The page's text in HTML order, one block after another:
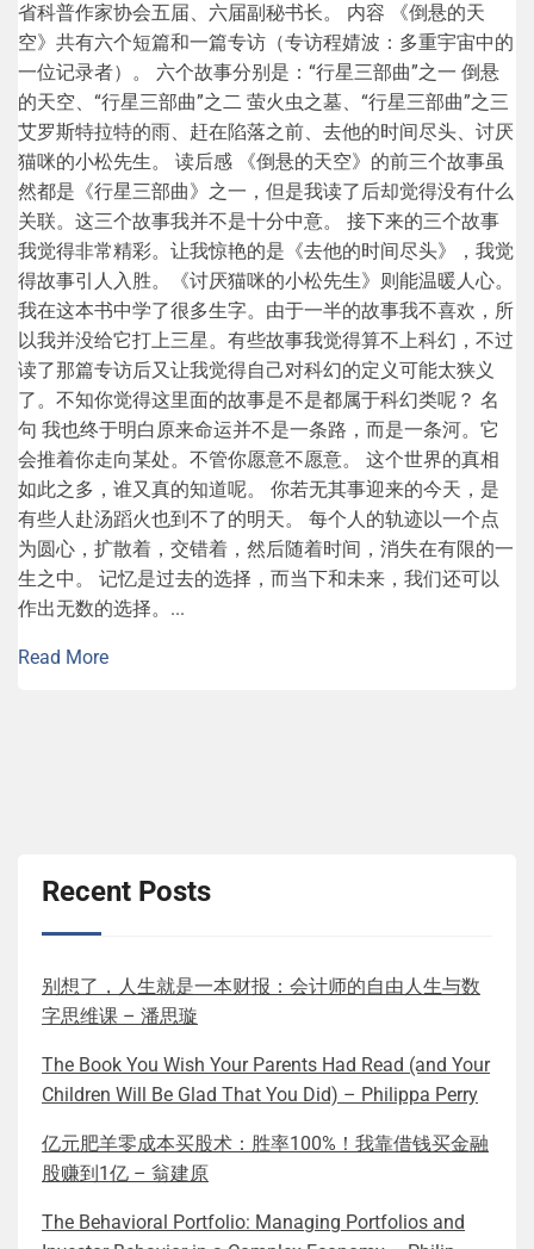
出版社编辑，中国科普作协科学文艺委员会副秘书长，四川
省科普作家协会五届、六届副秘书长。 内容 《倒悬的天
空》共有六个短篇和一篇专访（专访程婧波：多重宇宙中的
一位记录者）。 六个故事分别是：“行星三部曲”之一 倒悬
的天空、“行星三部曲”之二 萤火虫之墓、“行星三部曲”之三
艾罗斯特拉特的雨、赶在陷落之前、去他的时间尽头、讨厌
猫咪的小松先生。 读后感 《倒悬的天空》的前三个故事虽
然都是《行星三部曲》之一，但是我读了后却觉得没有什么
关联。这三个故事我并不是十分中意。 接下来的三个故事
我觉得非常精彩。让我惊艳的是《去他的时间尽头》，我觉
得故事引人入胜。《讨厌猫咪的小松先生》则能温暖人心。
我在这本书中学了很多生字。由于一半的故事我不喜欢，所
以我并没给它打上三星。有些故事我觉得算不上科幻，不过
读了那篇专访后又让我觉得自己对科幻的定义可能太狭义
了。不知你觉得这里面的故事是不是都属于科幻类呢？ 名
句 我也终于明白原来命运并不是一条路，而是一条河。它
会推着你走向某处。不管你愿意不愿意。 这个世界的真相
如此之多，谁又真的知道呢。 你若无其事迎来的今天，是
有些人赴汤蹈火也到不了的明天。 每个人的轨迹以一个点
为圆心，扩散着，交错着，然后随着时间，消失在有限的一
生之中。 记忆是过去的选择，而当下和未来，我们还可以
别想了，人生就是一本财报：会计师的自由人生与数
The Book You Wish Your Parents Had Read (and Your
亿元肥羊零成本买股术：胜率100%！我靠借钱买金融